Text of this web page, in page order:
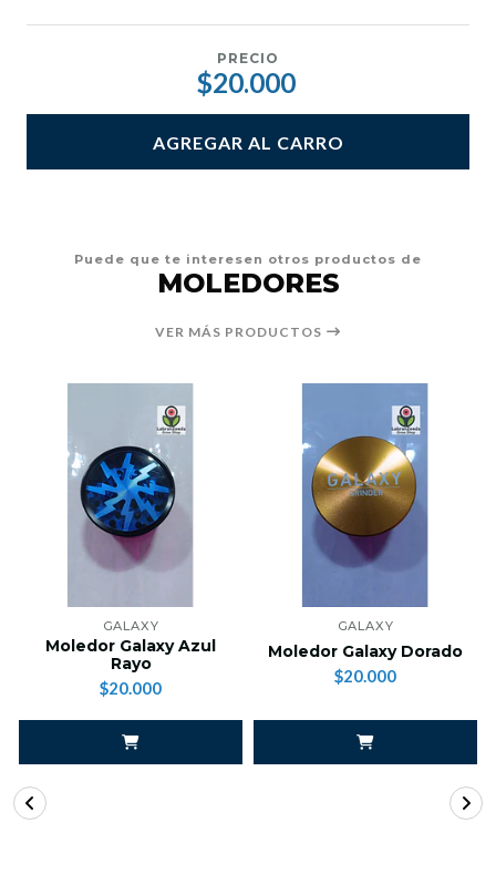
PRECIO
$20.000
AGREGAR AL CARRO
Puede que te interesen otros productos de
MOLEDORES
VER MÁS PRODUCTOS
GALAXY
Moledor Galaxy Azul
Rayo
$20.000
GALAXY
Moledor Galaxy Dorado
$20.000